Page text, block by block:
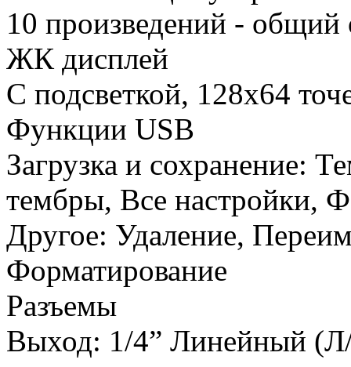
10 произведений - общий
ЖК дисплей
С подсветкой, 128х64
Функции USB
Загрузка и сохранение:
тембры, Все настройки,
Другое: Удаление,
Форматирование
Разъемы
Выход: 1/4” Линейный